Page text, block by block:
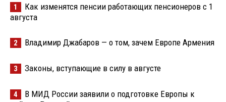
1
Как изменятся пенсии работающих пенсионеров с 1
августа
2 Владимир Джабаров — о том, зачем Европе Армения
3 Законы, вступающие в силу в августе
4
В МИД России заявили о подготовке Европы к